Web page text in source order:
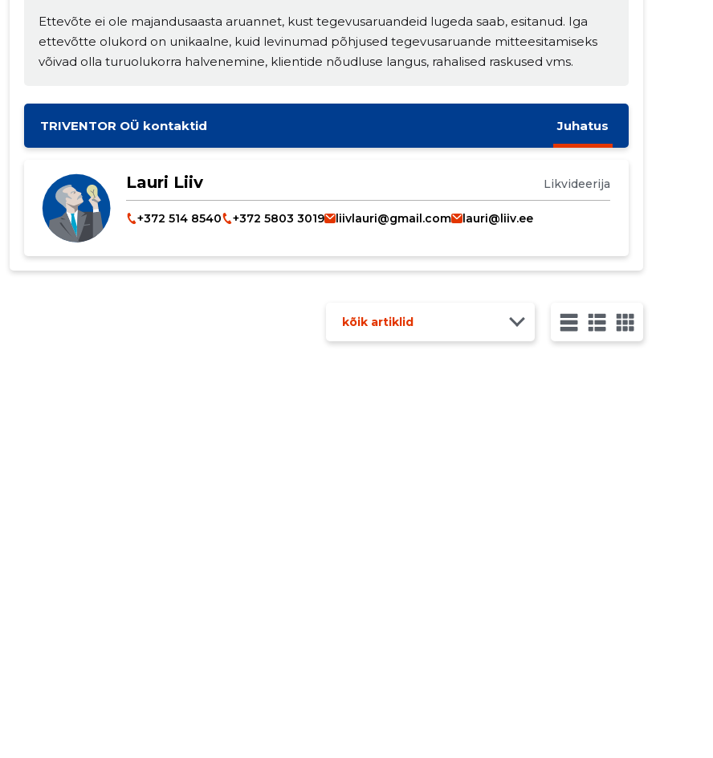
Ettevõte ei ole majandusaasta aruannet, kust tegevusaruandeid lugeda saab, esitanud. Iga
ettevõtte olukord on unikaalne, kuid levinumad põhjused tegevusaruande mitteesitamiseks
võivad olla turuolukorra halvenemine, klientide nõudluse langus, rahalised raskused vms.
TRIVENTOR OÜ kontaktid Juhatus
Lauri Liiv Likvideerija
+372 514 8540 +372 5803 3019 liivlauri@gmail.com lauri@liiv.ee
kõik artiklid